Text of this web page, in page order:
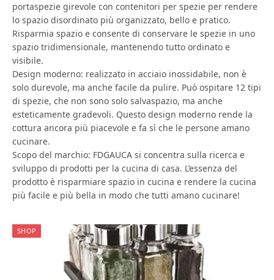
portaspezie girevole con contenitori per spezie per rendere
lo spazio disordinato più organizzato, bello e pratico.
Risparmia spazio e consente di conservare le spezie in uno
spazio tridimensionale, mantenendo tutto ordinato e
visibile.
Design moderno: realizzato in acciaio inossidabile, non è
solo durevole, ma anche facile da pulire. Può ospitare 12 tipi
di spezie, che non sono solo salvaspazio, ma anche
esteticamente gradevoli. Questo design moderno rende la
cottura ancora più piacevole e fa sì che le persone amano
cucinare.
Scopo del marchio: FDGAUCA si concentra sulla ricerca e
sviluppo di prodotti per la cucina di casa. L’essenza del
prodotto è risparmiare spazio in cucina e rendere la cucina
più facile e più bella in modo che tutti amano cucinare!
SHOP